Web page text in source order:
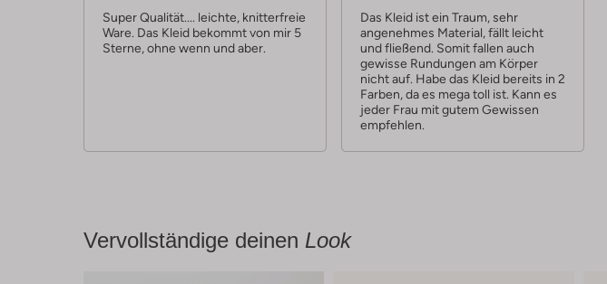
e
r
Super Qualität.... leichte, knitterfreie
Ware. Das Kleid bekommt von mir 5
Sterne, ohne wenn und aber.
e
r
n
e
Das Kleid ist ein Traum, sehr
angenehmes Material, fällt leicht
und fließend. Somit fallen auch
gewisse Rundungen am Körper
nicht auf. Habe das Kleid bereits in 2
Farben, da es mega toll ist. Kann es
jeder Frau mit gutem Gewissen
empfehlen.
Vervollständige deinen Look